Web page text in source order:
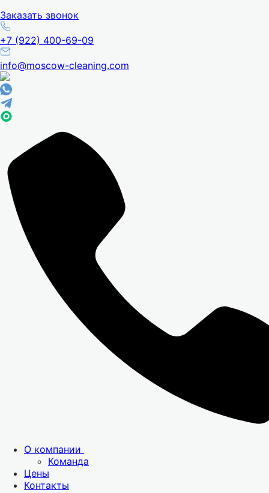
Заказать звонок
+7 (922) 400-69-09
info@moscow-cleaning.com
О компании
Команда
Цены
Контакты